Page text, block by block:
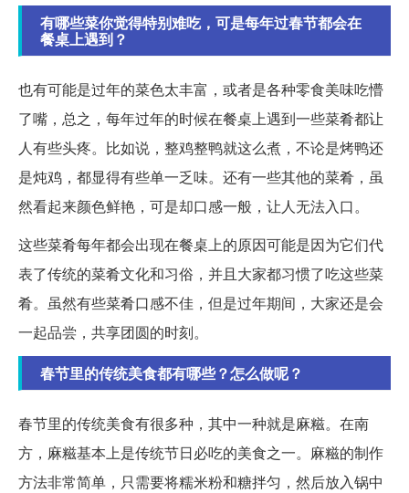
有哪些菜你觉得特别难吃，可是每年过春节都会在
餐桌上遇到？
也有可能是过年的菜色太丰富，或者是各种零食美味吃懵
了嘴，总之，每年过年的时候在餐桌上遇到一些菜肴都让
人有些头疼。比如说，整鸡整鸭就这么煮，不论是烤鸭还
是炖鸡，都显得有些单一乏味。还有一些其他的菜肴，虽
然看起来颜色鲜艳，可是却口感一般，让人无法入口。
这些菜肴每年都会出现在餐桌上的原因可能是因为它们代
表了传统的菜肴文化和习俗，并且大家都习惯了吃这些菜
肴。虽然有些菜肴口感不佳，但是过年期间，大家还是会
一起品尝，共享团圆的时刻。
春节里的传统美食都有哪些？怎么做呢？
春节里的传统美食有很多种，其中一种就是麻糍。在南
方，麻糍基本上是传统节日必吃的美食之一。麻糍的制作
方法非常简单，只需要将糯米粉和糖拌匀，然后放入锅中